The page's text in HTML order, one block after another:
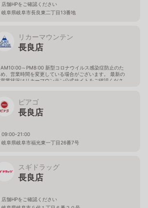
店舗HPをご確認ください
岐阜県岐阜市長良東二丁目13番地
リカーマウンテン
長良店
AM10:00～PM8:00 新型コロナウイルス感染症防止のた
め、営業時間を変更している場合がございます。 最新の
営業状況はリカーマウンテン公式サイトをご確認くださ
ピアゴ
長良店
09:00-21:00
岐阜県岐阜市福光東一丁目26番7号
スギドラッグ
長良店
店舗HPをご確認ください